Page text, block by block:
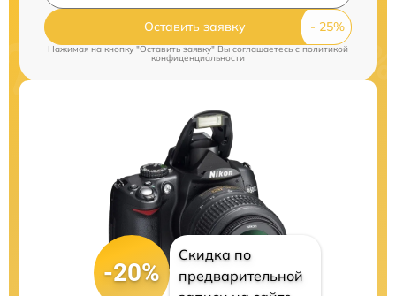
Оставить заявку
Нажимая на кнопку "Оставить заявку" Вы соглашаетесь cполитикой
конфиденциальности
-20%
Скидка по
предварительной